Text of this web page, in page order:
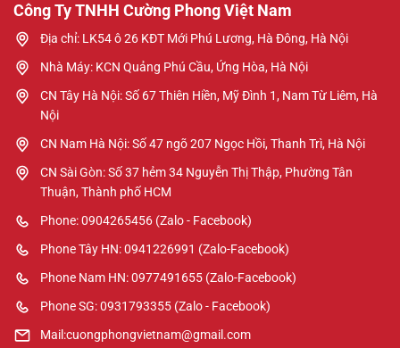
Công Ty TNHH Cường Phong Việt Nam
Địa chỉ: LK54 ô 26 KĐT Mới Phú Lương, Hà Đông, Hà Nội
Nhà Máy: KCN Quảng Phú Cầu, Ứng Hòa, Hà Nội
CN Tây Hà Nội: Số 67 Thiên Hiền, Mỹ Đình 1, Nam Từ Liêm, Hà
Nội
CN Nam Hà Nội: Số 47 ngõ 207 Ngọc Hồi, Thanh Trì, Hà Nội
CN Sài Gòn: Số 37 hẻm 34 Nguyễn Thị Thập, Phường Tân
Thuận, Thành phố HCM
Phone: 0904265456 (Zalo - Facebook)
Phone Tây HN: 0941226991 (Zalo-Facebook)
Phone Nam HN: 0977491655 (Zalo-Facebook)
Phone SG: 0931793355 (Zalo - Facebook)
Mail:cuongphongvietnam@gmail.com